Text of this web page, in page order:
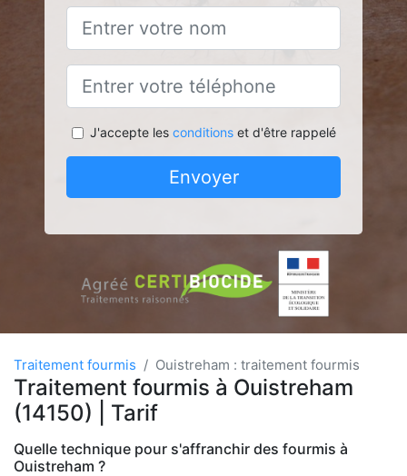
J'accepte les conditionset d'être rappelé
Envoyer
Traitement fourmis Ouistreham : traitement fourmis
Traitement fourmis à Ouistreham
(14150) | Tarif
Quelle technique pour s'affranchir des fourmis à
Ouistreham ?